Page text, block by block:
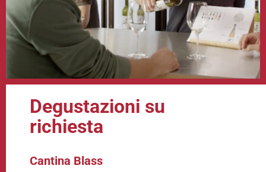
Degustazioni su
richiesta
Cantina Blass